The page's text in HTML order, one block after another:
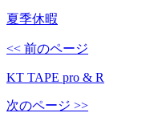
夏季休暇
<< 前のページ
KT TAPE pro & R
次のページ >>